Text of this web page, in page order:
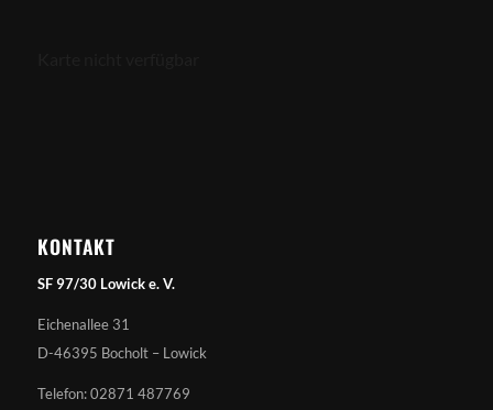
KONTAKT
SF 97/30 Lowick e. V.
Eichenallee 31
D-46395 Bocholt – Lowick
Telefon: 02871 487769